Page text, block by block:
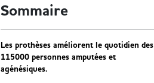
Sommaire
Les prothèses améliorent le quotidien des
115000 personnes amputées et
agénésiques.